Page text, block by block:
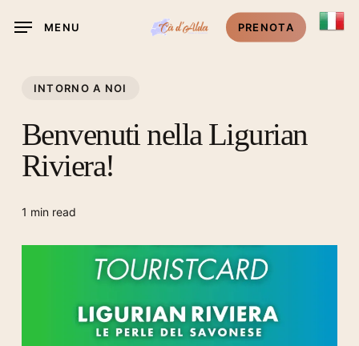
PRENOTA
MENU
INTORNO A NOI
Benvenuti nella Ligurian
Riviera!
1 min read